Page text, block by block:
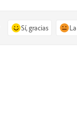
Sí, gracias